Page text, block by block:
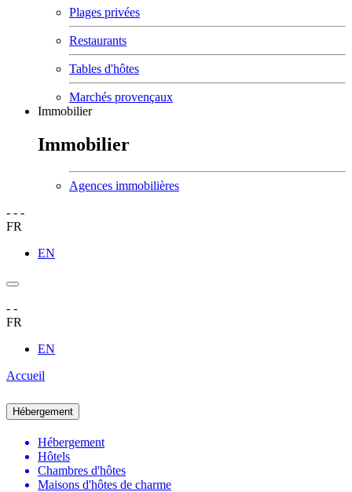
Plages privées
Restaurants
Tables d'hôtes
Marchés provençaux
Immobilier
Immobilier
Agences immobilières
- - -
FR
EN
- -
FR
EN
Accueil
Hébergement
Hébergement
Hôtels
Chambres d'hôtes
Maisons d'hôtes de charme